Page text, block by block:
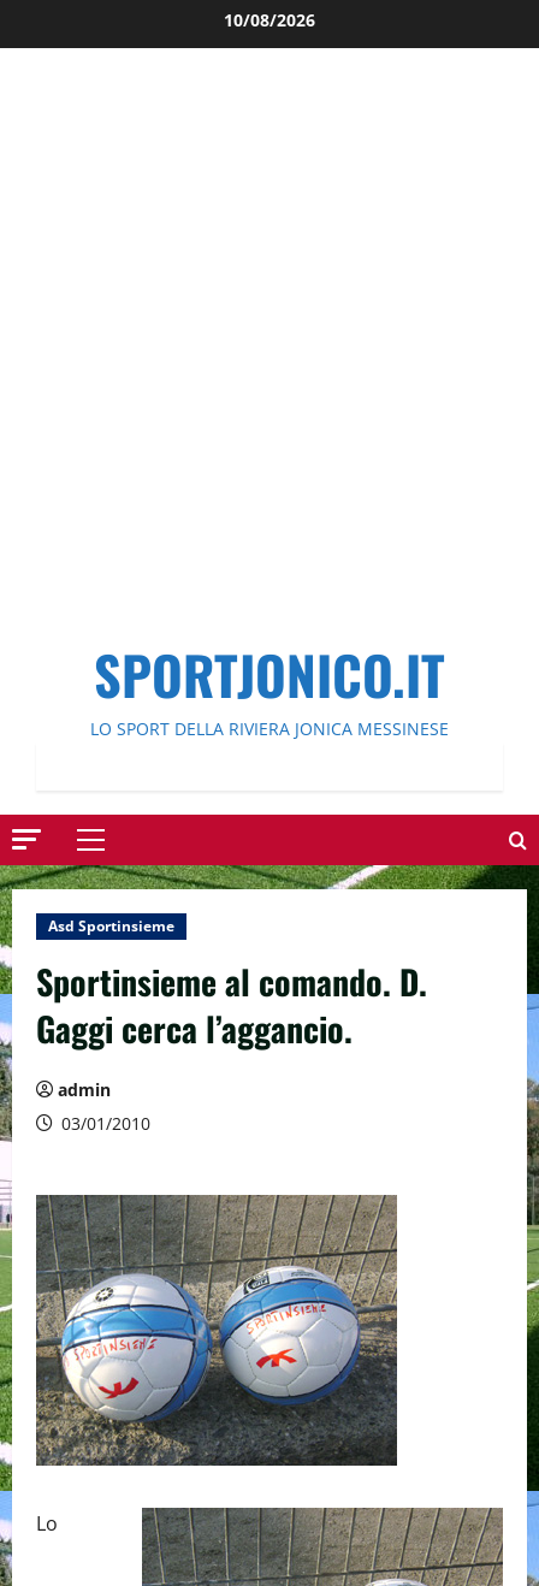
al
10/08/2026
SPORTJONICO.IT
LO SPORT DELLA RIVIERA JONICA MESSINESE
Menu
principale
Asd Sportinsieme
Sportinsieme al comando. D.
Gaggi cerca l’aggancio.
admin
03/01/2010
Lo